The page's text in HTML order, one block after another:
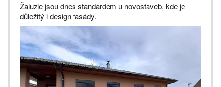
Žaluzie jsou dnes standardem u novostaveb, kde je
důležitý i design fasády.